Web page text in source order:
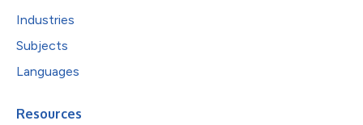
Industries
Subjects
Languages
Resources